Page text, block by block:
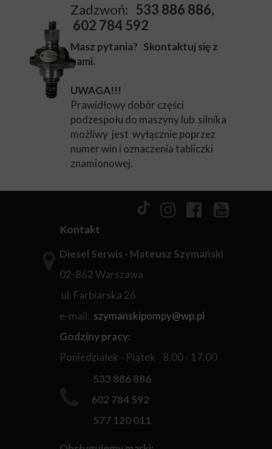
533 886 886
602 784 592
577 120 011
Diesel Serwis - Mateusz Szymański
02-862 Warszawa
ul. Farbiarska 26
e-mail: szymanskipompy@wp.pl
Godziny pracy:
Poniedziałek - Piątek 8.00 - 17.00
Kontakt
Zadzwoń: 533 886 886,
602 784 592
Masz pytania? Skontaktuj się z
nami.
UWAGA!!!
Prawidłowy dobór części
podzespołu do maszyny lub silnika
możliwy jest wyłącznie poprzez
numer win i oznaczenia tabliczki
znamionowej.